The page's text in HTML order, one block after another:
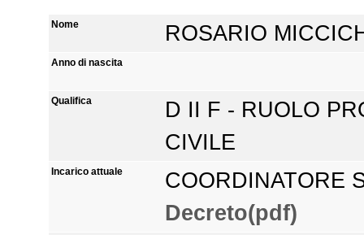
Nome ROSARIO
Anno di nascita
Qualifica
D II F - RUOLO
CIVILE
Incarico attuale
COORDINATORE
Decreto(pdf)